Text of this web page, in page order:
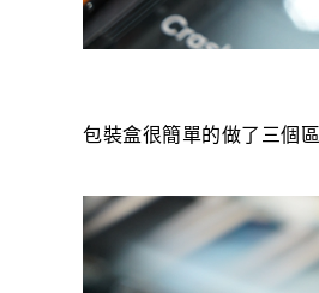
包裝盒很簡單的做了三個